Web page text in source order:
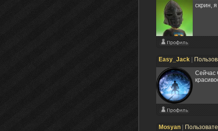
скрин,
Easy_Jack
Cейчас
Mosyan